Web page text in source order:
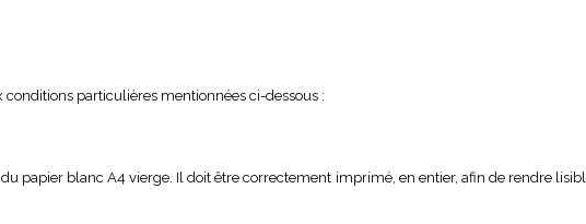
particulières mentionnées ci-dessous :
papier blanc A4 vierge. Il doit être correctement imprimé, en entier, afin de rendre